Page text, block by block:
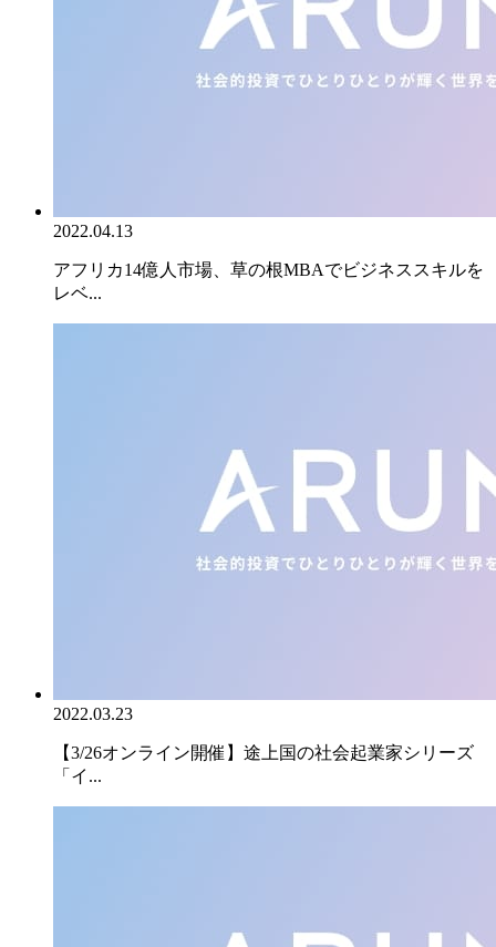
2022.04.13
アフリカ14億人市場、草の根MBAでビジネススキルを
レベ...
2022.03.23
【3/26オンライン開催】途上国の社会起業家シリーズ
「イ...